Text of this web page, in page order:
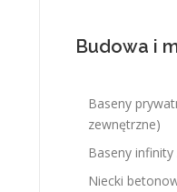
Budowa i
Baseny
zewnętrzne)
Baseny
Niecki